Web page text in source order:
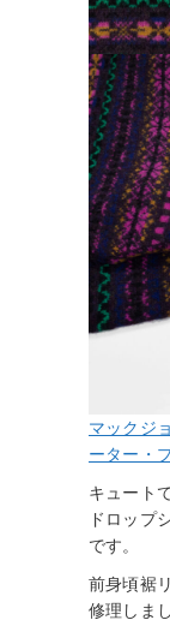
マックジ
ーター・
キュート
ドロップ
です。
前身頃裾
修理しま